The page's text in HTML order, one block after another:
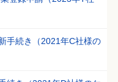
手続き（2021年C社様の